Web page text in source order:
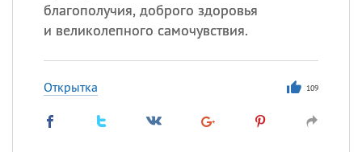
благополучия, доброго здоровья
и великолепного самочувствия.
Открытка 109